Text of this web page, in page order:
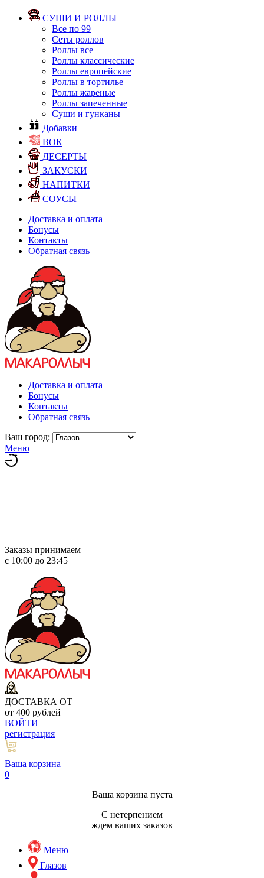
СУШИ И РОЛЛЫ
Все по 99
Сеты роллов
Роллы все
Роллы классические
Роллы европейские
Роллы в тортилье
Роллы жареные
Роллы запеченные
Суши и гунканы
Добавки
ВОК
ДЕСЕРТЫ
ЗАКУСКИ
НАПИТКИ
СОУСЫ
Доставка и оплата
Бонусы
Контакты
Обратная связь
Доставка и оплата
Бонусы
Контакты
Обратная связь
Ваш город:
Меню
Заказы принимаем
с 10:00 до 23:45
ДОСТАВКА ОТ
от 400 рублей
ВОЙТИ
регистрация
Ваша корзина
0
Ваша корзина пуста
С нетерпением
ждем ваших заказов
Меню
Глазов